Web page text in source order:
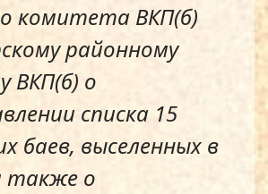
комитета ВКП(б)
районному
ВКП(б) о
списка 15
баев, выселенных в
также о